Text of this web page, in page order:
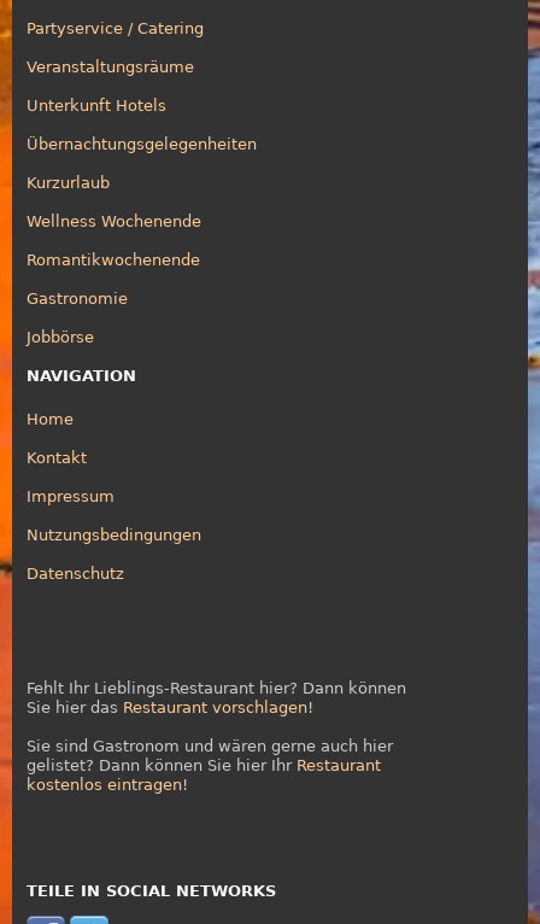
Partyservice / Catering
Veranstaltungsräume
Unterkunft Hotels
Übernachtungsgelegenheiten
Kurzurlaub
Wellness Wochenende
Romantikwochenende
Gastronomie
Jobbörse
NAVIGATION
Home
Kontakt
Impressum
Nutzungsbedingungen
Datenschutz
Fehlt Ihr Lieblings-Restaurant hier? Dann können
Sie hier das Restaurant vorschlagen!
Sie sind Gastronom und wären gerne auch hier
gelistet? Dann können Sie hier Ihr Restaurant
kostenlos eintragen!
TEILE IN SOCIAL NETWORKS